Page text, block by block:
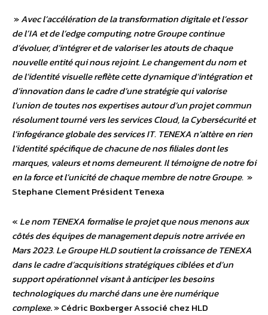
»Avec l’accélération de la transformation digitale et l’essor
de l’IA et de l’edge computing, notre Groupe continue
d’évoluer, d’intégrer et de valoriser les atouts de chaque
nouvelle entité qui nous rejoint. Le changement du nom et
de l’identité visuelle reflète cette dynamique d’intégration et
d’innovation dans le cadre d’une stratégie qui valorise
l’union de toutes nos expertises autour d’un projet commun
résolument tourné vers les services Cloud, la Cybersécurité et
l’infogérance globale des services IT. TENEXA n’altère en rien
l’identité spécifique de chacune de nos filiales dont les
marques, valeurs et noms demeurent. Il témoigne de notre foi
en la force et l’unicité de chaque membre de notre Groupe. »
Stephane Clement Président Tenexa
« Le nom TENEXA formalise le projet que nous menons aux
côtés des équipes de management depuis notre arrivée en
Mars 2023. Le Groupe HLD soutient la croissance de TENEXA
dans le cadre d’acquisitions stratégiques ciblées et d’un
support opérationnel visant à anticiper les besoins
technologiques du marché dans une ère numérique
complexe. » Cédric Boxberger Associé chez HLD